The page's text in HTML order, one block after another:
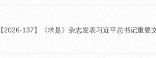
【2026-137】《求是》杂志发表习近平总书记重要